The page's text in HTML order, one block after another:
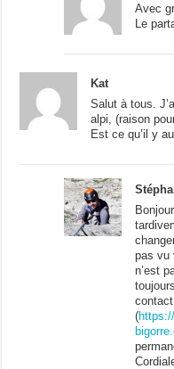
Avec
Le
Kat
Salut à tous.
alpi, (raison
Est ce qu’il y
pas vu
n’est
(